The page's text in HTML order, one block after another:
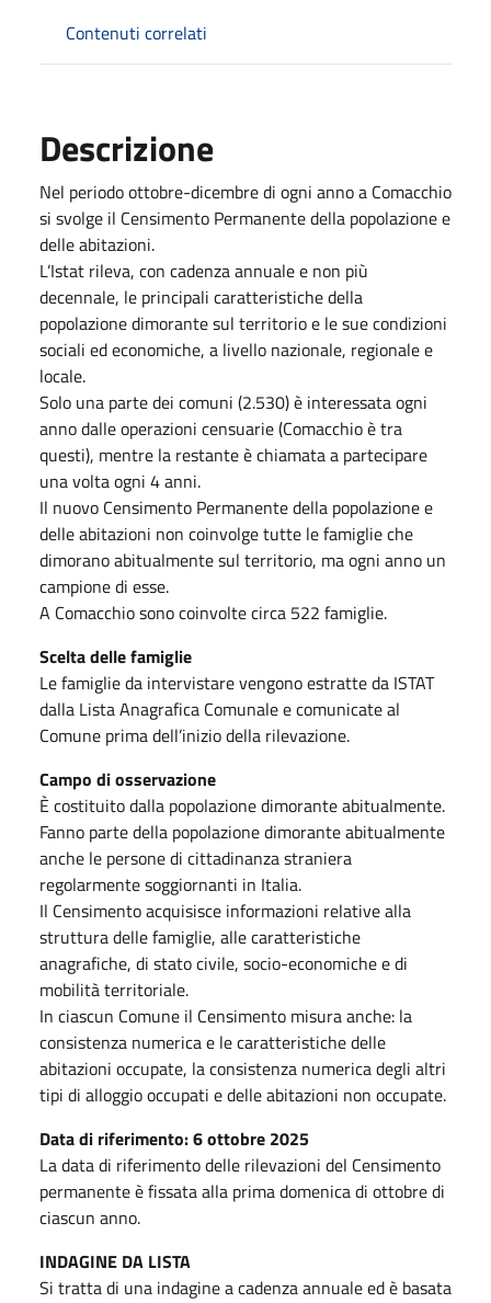
Contenuti correlati
Descrizione
Nel periodo ottobre-dicembre di ogni anno a Comacchio
si svolge il Censimento Permanente della popolazione e
delle abitazioni.
L’Istat rileva, con cadenza annuale e non più
decennale, le principali caratteristiche della
popolazione dimorante sul territorio e le sue condizioni
sociali ed economiche, a livello nazionale, regionale e
locale.
Solo una parte dei comuni (2.530) è interessata ogni
anno dalle operazioni censuarie (Comacchio è tra
questi), mentre la restante è chiamata a partecipare
una volta ogni 4 anni.
Il nuovo Censimento Permanente della popolazione e
delle abitazioni non coinvolge tutte le famiglie che
dimorano abitualmente sul territorio, ma ogni anno un
campione di esse.
A Comacchio sono coinvolte circa 522 famiglie.
Scelta delle famiglie
Le famiglie da intervistare vengono estratte da ISTAT
dalla Lista Anagrafica Comunale e comunicate al
Comune prima dell’inizio della rilevazione.
Campo di osservazione
È costituito dalla popolazione dimorante abitualmente.
Fanno parte della popolazione dimorante abitualmente
anche le persone di cittadinanza straniera
regolarmente soggiornanti in Italia.
Il Censimento acquisisce informazioni relative alla
struttura delle famiglie, alle caratteristiche
anagrafiche, di stato civile, socio-economiche e di
mobilità territoriale.
In ciascun Comune il Censimento misura anche: la
consistenza numerica e le caratteristiche delle
abitazioni occupate, la consistenza numerica degli altri
tipi di alloggio occupati e delle abitazioni non occupate.
Data di riferimento: 6 ottobre 2025
La data di riferimento delle rilevazioni del Censimento
permanente è fissata alla prima domenica di ottobre di
ciascun anno.
INDAGINE DA LISTA
Si tratta di una indagine a cadenza annuale ed è basata